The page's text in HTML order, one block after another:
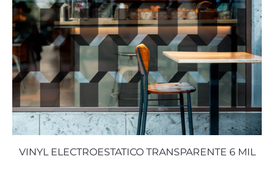
VINYL ELECTROESTATICO TRANSPARENTE 6 MIL